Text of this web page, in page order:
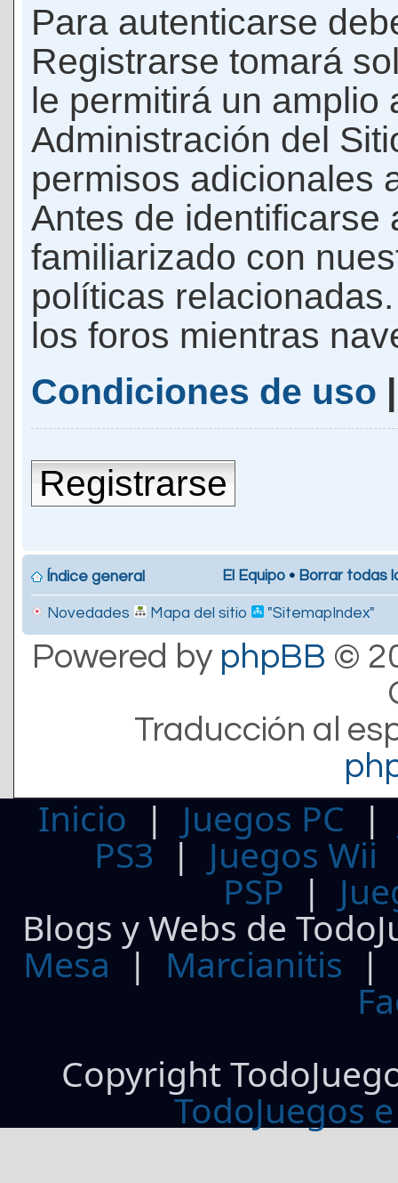
Para autenticarse
Registrarse tomará
le permitirá un amplio
Administración del
permisos adicionales
Antes de identificarse
familiarizado con
políticas
los foros mientras
Condiciones de uso
Registrarse
Índice general El Equipo • Borrar todas
Novedades Mapa del sitio "SitemapIndex"
Powered by phpBB ©
Traducción al
Inicio | Juegos PC
PS3| Juegos Wii
PSP |
Blogs y Webs de
Mesa | Marcianitis |
Copyright
TodoJuegos